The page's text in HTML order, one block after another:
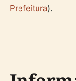
Prefeitura).